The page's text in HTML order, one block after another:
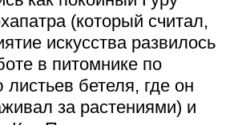
(который считал,
искусства развилось
в питомнике по
бетеля, где он
за растениями) и